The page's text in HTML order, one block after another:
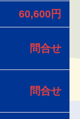
60,600円
問合せ
問合せ